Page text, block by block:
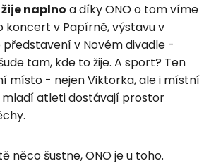
naplno a díky ONO o tom víme
koncert v Papírně, výstavu v
představení v Novém divadle -
tam, kde to žije. A sport? Ten
místo - nejen Viktorka, ale i místní
mladí atleti dostávají prostor
něco šustne, ONO je u toho.